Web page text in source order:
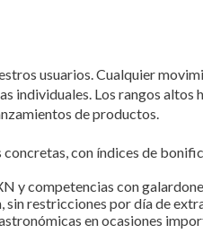
usuarios. Cualquier
individuales. Los rangos altos
de productos.
con índices de
y competencias con
sin restricciones por día de
en ocasiones